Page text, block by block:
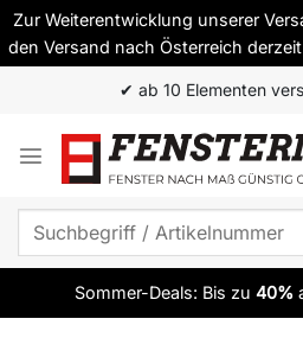
Zur Weiterentwicklung unserer
den Versand nach Österreich
springen
✔ ab 10 Elementen
Suchen
Sommer-Deals: Bis zu 40%